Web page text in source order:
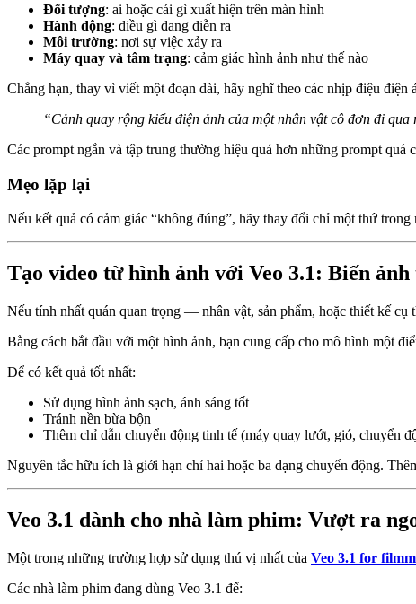
Đối tượng: ai hoặc cái gì xuất hiện trên màn hình
Hành động: điều gì đang diễn ra
Môi trường: nơi sự việc xảy ra
Máy quay và tâm trạng: cảm giác hình ảnh như thế nào
Chẳng hạn, thay vì viết một đoạn dài, hãy nghĩ theo các nhịp điệu điện
“Cảnh quay rộng kiểu điện ảnh của một nhân vật cô đơn đi
Các prompt ngắn và tập trung thường hiệu quả hơn những prompt quá
Mẹo lặp lại
Nếu kết quả có cảm giác “không đúng”, hãy thay đổi chỉ một thứ
Tạo video từ hình ảnh với Veo 3.1: Biến
Nếu tính nhất quán quan trọng — nhân vật, sản phẩm, hoặc thiết kế
Bằng cách bắt đầu với một hình ảnh, bạn cung cấp cho mô hình một
Để có kết quả tốt nhất:
Sử dụng hình ảnh sạch, ánh sáng tốt
Tránh nền bừa bộn
Thêm chỉ dẫn chuyển động tinh tế (máy quay lướt, gió, chuyển
Nguyên tắc hữu ích là giới hạn chỉ hai hoặc ba dạng chuyển động.
Veo 3.1 dành cho nhà làm phim: Vượt ra
Một trong những trường hợp sử dụng thú vị nhất của Veo 3.1 for
Các nhà làm phim đang dùng Veo 3.1 để: